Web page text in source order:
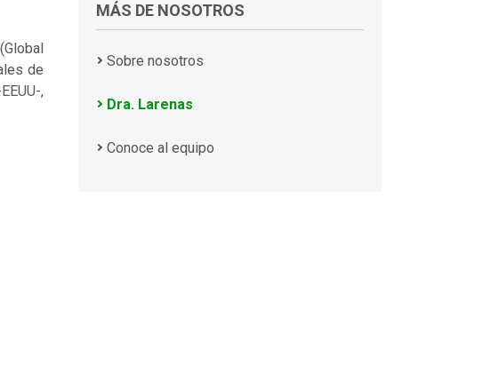
de
,
MÁS DE NOSOTROS
Sobre nosotros
Dra. Larenas
Conoce al equipo